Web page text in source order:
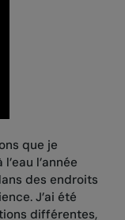
que je
l’année
des endroits
J’ai été
différentes,